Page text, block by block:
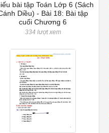
bài tập Toán Lớp 6 (Sách
Diều) - Bài 18: Bài tập
cuối Chương 6
334 lượt xem